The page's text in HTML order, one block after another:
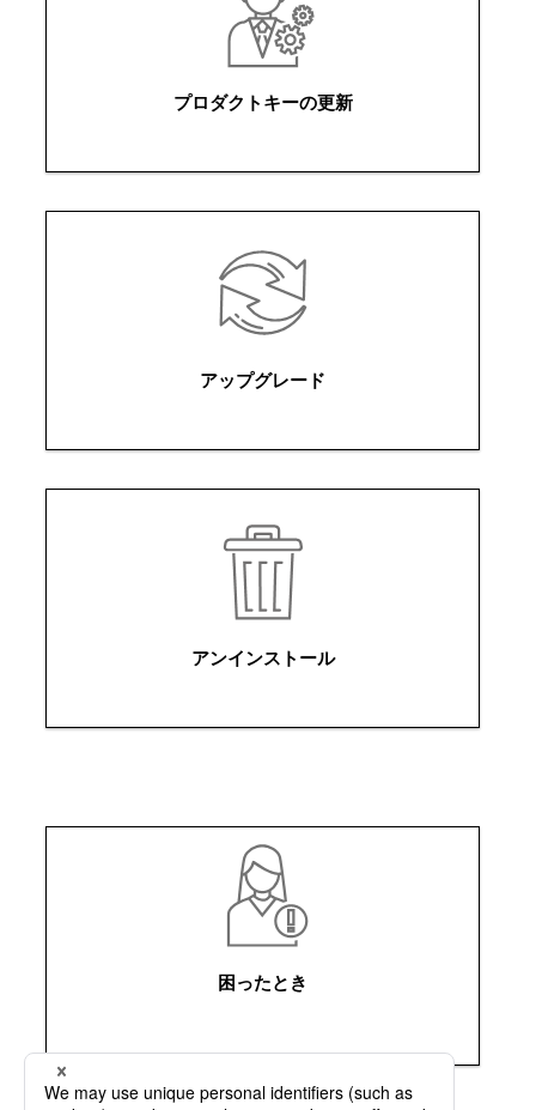
プロダクトキーの更新
アップグレード
アンインストール
困ったとき